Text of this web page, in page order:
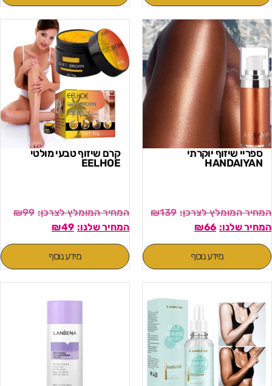
ספריי שיזוף יוקרתי
HANDAIYAN
₪139
₪66
מידע נוסף
קרם שיזוף טבעי מולטי
EELHOE
₪99
₪49
מידע נוסף